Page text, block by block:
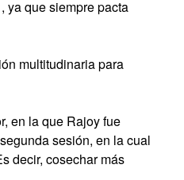
ya que siempre pacta
multitudinaria para
en la que Rajoy fue
sesión, en la cual
decir, cosechar más